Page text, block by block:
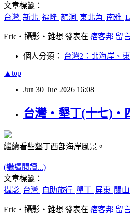
文章標籤：
台灣 新北 福隆 龍洞 東北角 南雅
Eric‧攝影‧雜想 發表在 痞客邦 留
個人分類： 台灣2：北海岸、
▲top
Jun 30 Tue 2026 16:08
台灣‧墾丁(十七)‧
繼續看些墾丁西部海岸風景。
(繼續閱讀...)
文章標籤：
攝影 台灣 自助旅行 墾丁 屏東 關山
Eric‧攝影‧雜想 發表在 痞客邦 留